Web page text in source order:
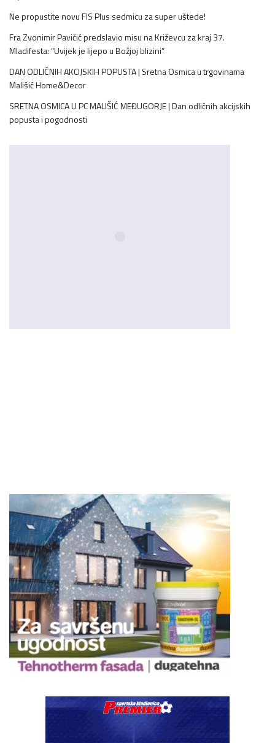
Ne propustite novu FIS Plus sedmicu za super uštede!
Fra Zvonimir Pavičić predslavio misu na Križevcu za kraj 37.
Mladifesta: “Uvijek je lijepo u Božjoj blizini”
DAN ODLIČNIH AKCIJSKIH POPUSTA | Sretna Osmica u trgovinama
Mališić Home&Decor
SRETNA OSMICA U PC MALIŠIĆ MEĐUGORJE | Dan odličnih akcijskih
popusta i pogodnosti